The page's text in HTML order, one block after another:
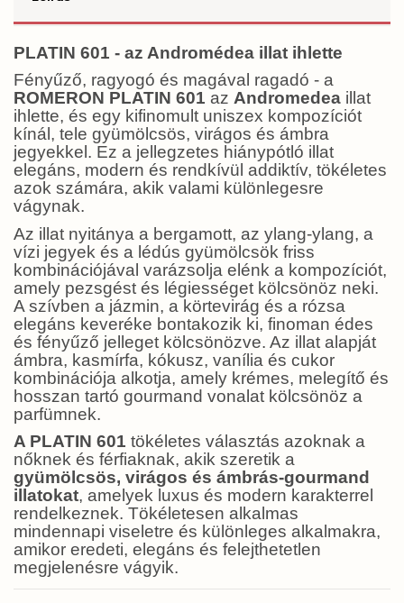
PLATIN 601 - az Andromédea illat ihlette
Fényűző, ragyogó és magával ragadó - a
ROMERON PLATIN 601 az Andromedea illat
ihlette, és egy kifinomult uniszex kompozíciót
kínál, tele gyümölcsös, virágos és ámbra
jegyekkel. Ez a jellegzetes hiánypótló illat
elegáns, modern és rendkívül addiktív, tökéletes
azok számára, akik valami különlegesre
vágynak.
Az illat nyitánya a bergamott, az ylang-ylang, a
vízi jegyek és a lédús gyümölcsök friss
kombinációjával varázsolja elénk a kompozíciót,
amely pezsgést és légiességet kölcsönöz neki.
A szívben a jázmin, a körtevirág és a rózsa
elegáns keveréke bontakozik ki, finoman édes
és fényűző jelleget kölcsönözve. Az illat alapját
ámbra, kasmírfa, kókusz, vanília és cukor
kombinációja alkotja, amely krémes, melegítő és
hosszan tartó gourmand vonalat kölcsönöz a
parfümnek.
A PLATIN 601 tökéletes választás azoknak a
nőknek és férfiaknak, akik szeretik a
gyümölcsös, virágos és ámbrás-gourmand
illatokat, amelyek luxus és modern karakterrel
rendelkeznek. Tökéletesen alkalmas
mindennapi viseletre és különleges alkalmakra,
amikor eredeti, elegáns és felejthetetlen
megjelenésre vágyik.